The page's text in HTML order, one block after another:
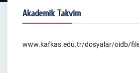
Akademik Takvim
www.kafkas.edu.tr/dosyalar/oidb/